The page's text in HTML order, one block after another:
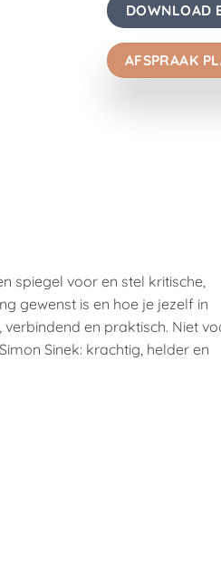
DOWNLOAD
AFSPRAAK
spiegel voor en stel kritische,
gewenst is en hoe je jezelf in
en praktisch. Niet
Sinek: krachtig, helder en